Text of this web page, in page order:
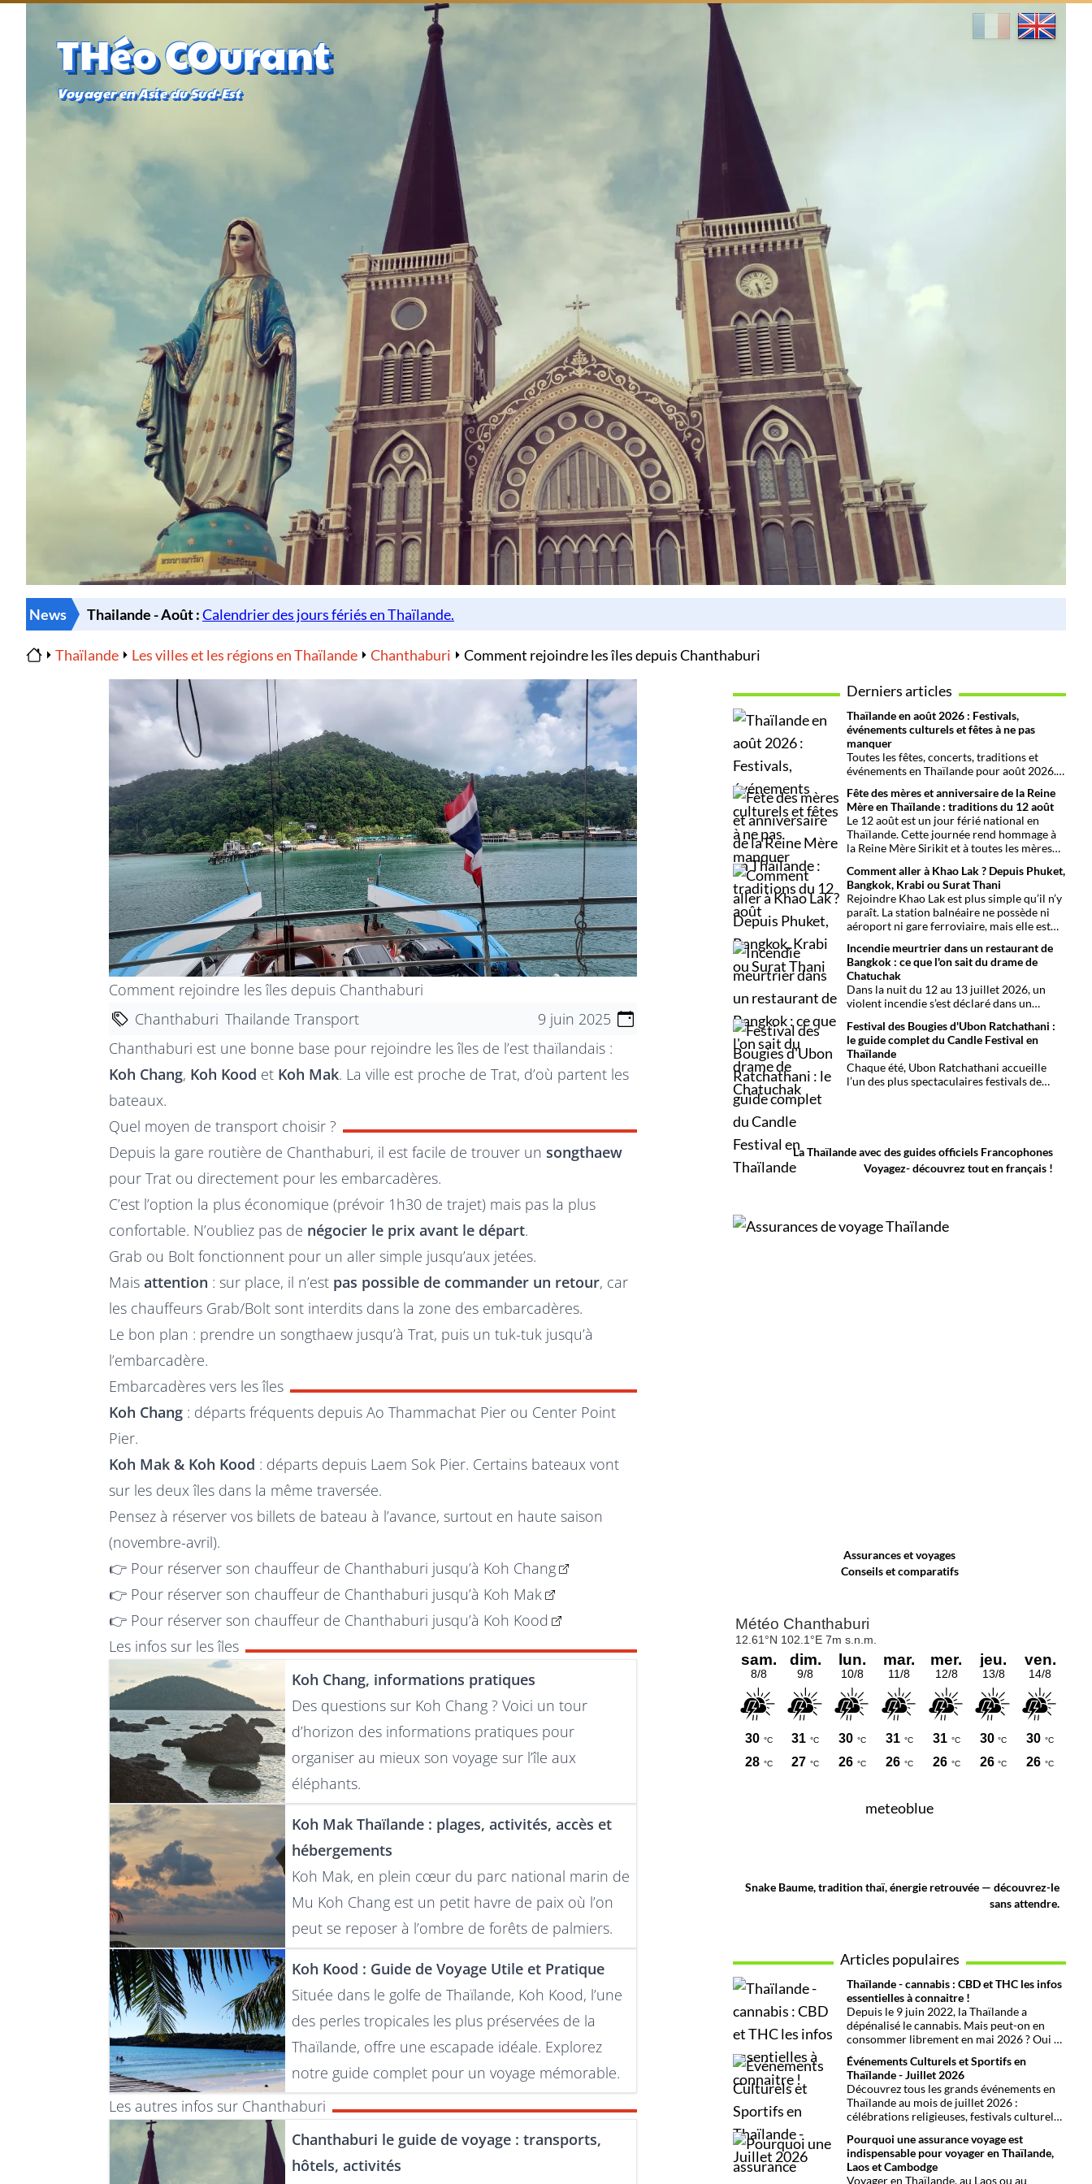
THéo COurant
Voyager en Asie du Sud-Est
News
Thaïlande Les villes et les régions en Thaïlande Chanthaburi Comment rejoindre les îles depuis Chanthaburi
Comment rejoindre les îles depuis Chanthaburi
Chanthaburi Thailande Transport
9 juin 2025
Chanthaburi est une bonne base pour rejoindre les îles de l’est thaïlandais :
Koh Chang, Koh Kood et Koh Mak. La ville est proche de Trat, d’où partent les
bateaux.
Quel moyen de transport choisir ?
Depuis la gare routière de Chanthaburi, il est facile de trouver unsongthaew
pour Trat ou directement pour les embarcadères.
C’est l’option la plus économique (prévoir 1h30 de trajet) mais pas la plus
confortable. N’oubliez pas de négocier le prix avant le départ.
Grab ou Bolt fonctionnent pour un aller simple jusqu’aux jetées.
Maisattention : sur place, il n’est pas possible de commander un retour, car
les chauffeurs Grab/Bolt sont interdits dans la zone des embarcadères.
Le bon plan : prendre un songthaew jusqu’à Trat, puis un tuk-tuk jusqu’à
l’embarcadère.
Embarcadères vers les îles
Koh Chang : départs fréquents depuis Ao Thammachat Pier ou Center Point
Pier.
Koh Mak & Koh Kood : départs depuis Laem Sok Pier. Certains bateaux vont
sur les deux îles dans la même traversée.
Pensez à réserver vos billets de bateau à l’avance, surtout en haute saison
(novembre-avril).
👉 Pour réserver son chauffeur de Chanthaburi jusqu’à Koh Chang
👉 Pour réserver son chauffeur de Chanthaburi jusqu’à Koh Mak
👉 Pour réserver son chauffeur de Chanthaburi jusqu’à Koh Kood
Les infos sur les îles
Koh Chang, informations pratiques
Des questions sur Koh Chang ? Voici un tour
d’horizon des informations pratiques pour
organiser au mieux son voyage sur l’île aux
éléphants.
Koh Mak Thaïlande : plages, activités, accès et
hébergements
Koh Mak, en plein cœur du parc national marin de
Mu Koh Chang est un petit havre de paix où l’on
peut se reposer à l’ombre de forêts de palmiers.
Koh Kood : Guide de Voyage Utile et Pratique
Située dans le golfe de Thaïlande, Koh Kood, l’une
des perles tropicales les plus préservées de la
Thaïlande, offre une escapade idéale. Explorez
notre guide complet pour un voyage mémorable.
Les autres infos sur Chanthaburi
Chanthaburi le guide de voyage : transports,
hôtels, activités
Derniers articles
Thaïlande en août 2026 : Festivals,
événements culturels et fêtes à ne pas
manquer
Toutes les fêtes, concerts, traditions et
événements en Thaïlande pour août 2026.
pour organiser son voyage.
Fête des mères et anniversaire de la Reine
Mère en Thaïlande : traditions du 12 août
Le 12 août est un jour férié national en
Thaïlande. Cette journée rend hommage à
la Reine Mère Sirikit et à toutes les mères
traditions bouddhistes et festivités
populaires dans tout le royaume.
Comment aller à Khao Lak ? Depuis Phuket,
Bangkok, Krabi ou Surat Thani
Rejoindre Khao Lak est plus simple qu’il n’y
paraît. La station balnéaire ne possède ni
aéroport ni gare ferroviaire, mais elle est
international de Phuket, situé à un peu plus
d’une heure de route. Que vous arriviez de
Bangkok, Phuket, Krabi, Surat Thani ou de
Khao Sok, voici toutes les solutions pour
organiser votre trajet dans les meilleures
conditions.
Incendie meurtrier dans un restaurant de
Bangkok : ce que l'on sait du drame de
Chatuchak
Dans la nuit du 12 au 13 juillet 2026, un
violent incendie s’est déclaré dans un
quartier de Chatuchak, à Bangkok. Le bilan
provisoire est particulièrement lourd avec
au moins 27 morts et plusieurs dizaines de
blessés.
Festival des Bougies d'Ubon Ratchathani :
le guide complet du Candle Festival en
Thaïlande
Chaque été, Ubon Ratchathani accueille
l’un des plus spectaculaires festivals de
dans une atmosphère aussi spirituelle que
festive.
La Thaïlande avec des guides officiels Francophones
Voyagez- découvrez tout en français !
Assurances et voyages
Conseils et comparatifs
meteoblue
Snake Baume, tradition thaï, énergie retrouvée — découvrez-le
sans attendre.
Articles populaires
Thaïlande - cannabis : CBD et THC les infos
essentielles à connaitre !
Depuis le 9 juin 2022, la Thaïlande a
dépénalisé le cannabis. Mais peut-on en
consommer librement en mai 2026 ? Oui et
non, attention aux petits détails et aux
confusions qui peuvent avoir de grosses
conséquences ! Explications.
Événements Culturels et Sportifs en
Thaïlande - Juillet 2026
Découvrez tous les grands événements en
Thaïlande au mois de juillet 2026 :
célébrations religieuses, festivals culturels,
et fêtes locales. Une sélection
chronologique complète pour ne rien
manquer !
Pourquoi une assurance voyage est
indispensable pour voyager en Thaïlande,
Laos et Cambodge
Voyager en Thaïlande, au Laos ou au